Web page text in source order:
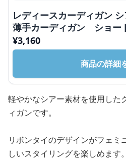
レディースカーディガン
薄手カーディガン ショー
¥3,160
商品の詳細
軽やかなシアー素材を使用した
ィガンです。
リボンタイのデザインがフェミ
しいスタイリングを楽しめます。